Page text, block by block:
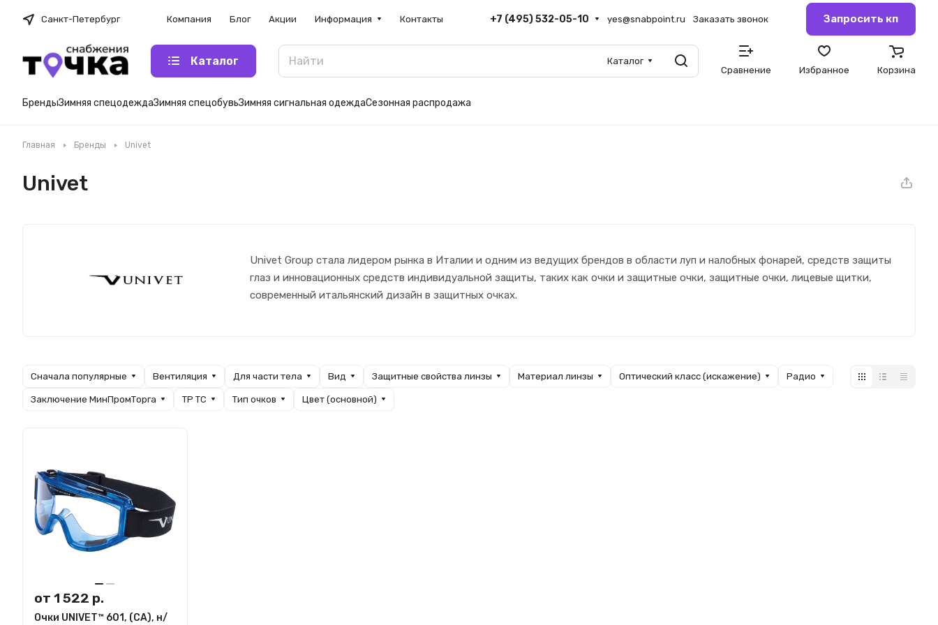
Санкт-Петербург Компания Блог Акции Информация Контакты +7 (495) 532-05-10 yes@snabpoint.ru Заказать звонок Запросить кп
Каталог
Каталог
Сравнение
Избранное Корзина
БрендыЗимняя спецодеждаЗимняя спецобувьЗимняя сигнальная одеждаСезонная распродажа
Главная Бренды Univet
Univet
Univet Group стала лидером рынка в Италии и одним из ведущих брендов в области луп и налобных фонарей, средств защиты
глаз и инновационных средств индивидуальной защиты, таких как очки и защитные очки, защитные очки, лицевые щитки,
современный итальянский дизайн в защитных очках.
Сначала популярные Вентиляция Для части тела Вид Защитные свойства линзы Материал линзы Оптический класс (искажение) Радио
Заключение МинПромТорга ТР ТС Тип очков Цвет (основной)
от 1 522 р.
Очки UNIVET™ 601, (СА), н/